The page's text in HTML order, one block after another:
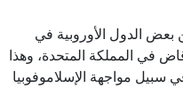
بعض الدول الأوروبية في
في المملكة المتحدة، وهذا
سبيل مواجهة الإسلاموفوبيا